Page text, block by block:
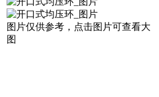
图片仅供参考，点击图片可查看大
图